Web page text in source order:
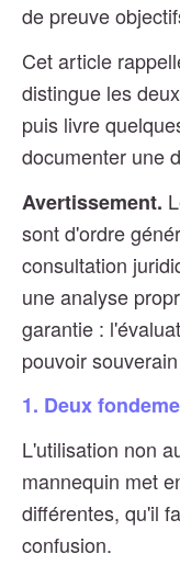
de preuve
Cet article
distingue les
puis livre
documenter une
Avertissement.
sont d'ordre
consultation
une analyse
garantie :
pouvoir
1. Deux
L'utilisation non
mannequin met
différentes, qu'il
confusion.